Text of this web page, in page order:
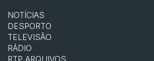
NOTÍCIAS
DESPORTO
TELEVISÃO
RÁDIO